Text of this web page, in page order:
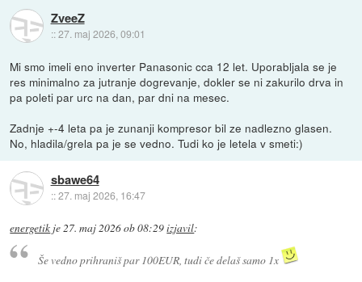
ZveeZ
::27. maj 2026, 09:01
Mi smo imeli eno inverter Panasonic cca 12 let. Uporabljala se je
res minimalno za jutranje dogrevanje, dokler se ni zakurilo drva in
pa poleti par urc na dan, par dni na mesec.
Zadnje +-4 leta pa je zunanji kompresor bil ze nadlezno glasen.
No, hladila/grela pa je se vedno. Tudi ko je letela v smeti:)
sbawe64
::27. maj 2026, 16:47
energetik je27. maj 2026 ob 08:29izjavil:
Še vedno prihraniš par 100EUR, tudi če delaš samo 1x